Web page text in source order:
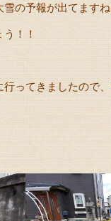
の予報が出てます
！！
ってきましたので